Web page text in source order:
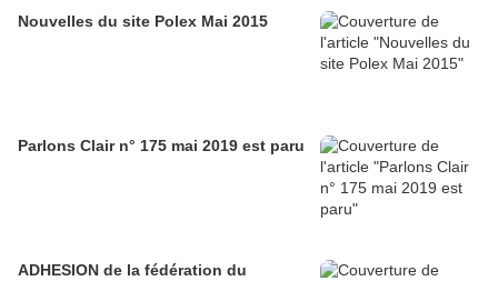
Nouvelles du site Polex Mai 2015
Parlons Clair n° 175 mai 2019 est paru
ADHESION de la fédération du